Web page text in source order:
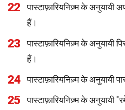
22
पास्टाफ़ारियनिज़्म के अनुयायी
हैं।
23
पास्टाफ़ारियनिज़्म के अनुयायी
हैं।
24 पास्टाफ़ारियनिज़्म के अनुयायी
25
पास्टाफ़ारियनिज़्म के अनुयायी